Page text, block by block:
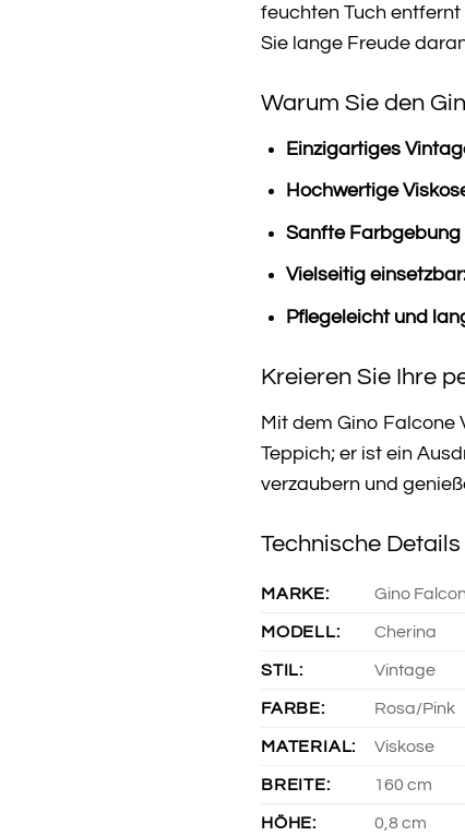
feuchten Tuch
Sie lange Freude
Warum Sie den
Einzigartiges
Hochwertige
Sanfte Farbgebung
Vielseitig
Pflegeleicht und
Kreieren Sie Ihre
Mit dem Gino Falcone
Teppich; er ist ein
verzaubern und
Technische
MARKE: Gino
MODELL: Cherina
STIL: Vintage
FARBE: Rosa/Pink
MATERIAL: Viskose
BREITE: 160 cm
HÖHE: 0,8 cm